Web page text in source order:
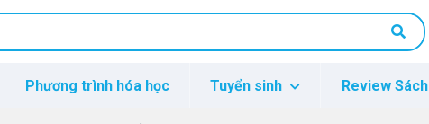
Phương trình hóa học Tuyển sinh Review Sách